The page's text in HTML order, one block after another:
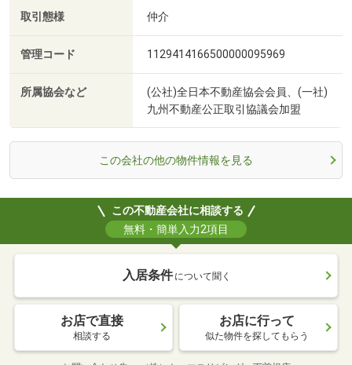
取引態様 仲介
管理コード 1129414166500000095969
所属協会など
(公社)全日本不動産協会会員、(一社)
九州不動産公正取引協議会加盟
この会社の他の物件情報を見る
この不動産会社に相談する
無料・簡単入力2項目
入居条件 について聞く
お店で直接
相談する
お店に行って
似た物件を探してもらう